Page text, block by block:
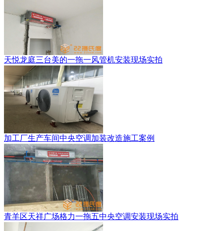
天悦龙庭三台美的一拖一风管机安装现场实拍
加工厂生产车间中央空调加装改造施工案例
青羊区天祥广场格力一拖五中央空调安装现场实拍